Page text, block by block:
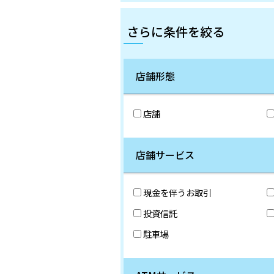
さらに条件を絞る
店舗形態
店舗
店舗サービス
現金を伴うお取引
投資信託
駐車場